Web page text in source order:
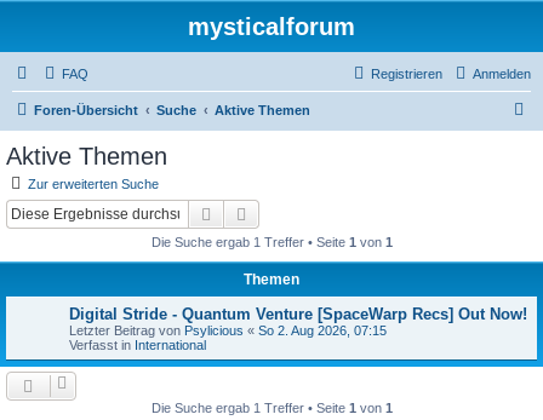
mysticalforum
FAQ Anmelden
Registrieren
Foren-Übersicht Suche Aktive Themen
Aktive Themen
Zur erweiterten Suche
Suche
Die Suche ergab 1 Treffer • Seite 1 von 1
Themen
Digital Stride - Quantum Venture [SpaceWarp Recs] Out Now!
Letzter Beitrag von Psylicious « So 2. Aug 2026, 07:15
Verfasst in International
Die Suche ergab 1 Treffer • Seite 1 von 1